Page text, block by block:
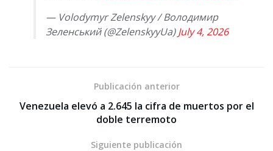
— Volodymyr Zelenskyy / Володимир
Зеленський (@ZelenskyyUa)July 4, 2026
Publicación anterior
Venezuela elevó a 2.645 la cifra de muertos por el
doble terremoto
Siguiente publicación